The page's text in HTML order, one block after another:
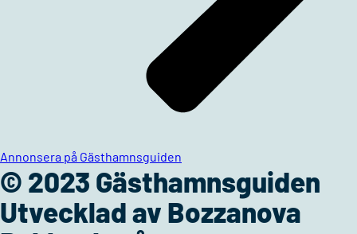
Annonsera på Gästhamnsguiden
© 2023 Gästhamnsguiden
Utvecklad av Bozzanova